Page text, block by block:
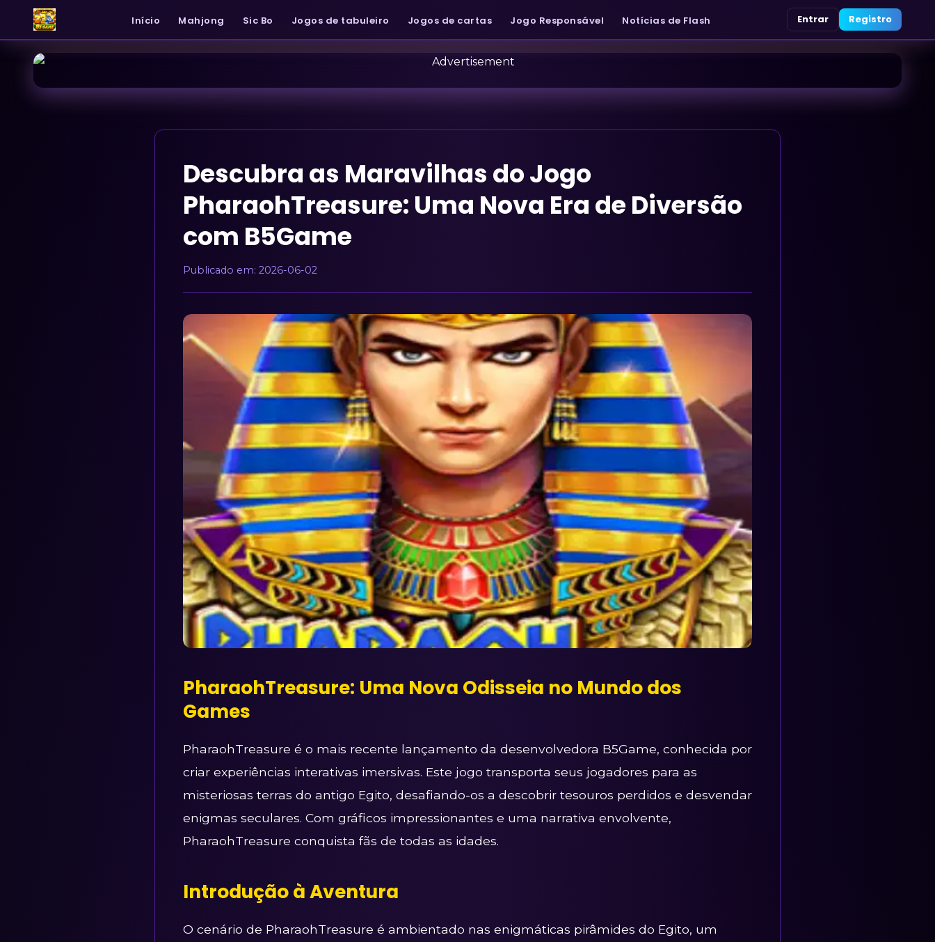
Início Mahjong Sic Bo Jogos de tabuleiro Jogos de cartas Jogo Responsável Notícias de Flash Entrar Registro
Descubra as Maravilhas do Jogo
PharaohTreasure: Uma Nova Era de Diversão
com B5Game
Publicado em: 2026-06-02
PharaohTreasure: Uma Nova Odisseia no Mundo dos
Games
PharaohTreasure é o mais recente lançamento da desenvolvedora B5Game, conhecida por
criar experiências interativas imersivas. Este jogo transporta seus jogadores para as
misteriosas terras do antigo Egito, desafiando-os a descobrir tesouros perdidos e desvendar
enigmas seculares. Com gráficos impressionantes e uma narrativa envolvente,
PharaohTreasure conquista fãs de todas as idades.
Introdução à Aventura
O cenário de PharaohTreasure é ambientado nas enigmáticas pirâmides do Egito, um